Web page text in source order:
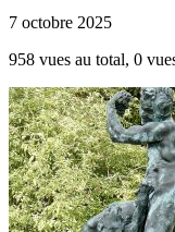
7 octobre 2025
958 vues au total, 0